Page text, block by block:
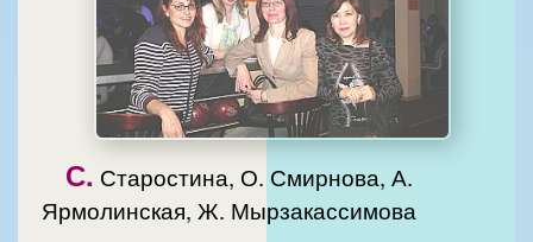
С. Старостина, О. Смирнова, А.
Ярмолинская, Ж. Мырзакассимова